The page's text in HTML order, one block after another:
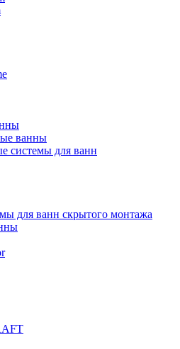
ванны
системы для ванн
для ванн скрытого монтажа